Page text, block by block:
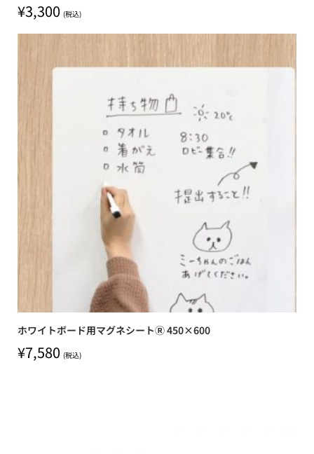
¥3,300 (税込)
ホワイトボード用マグネシートⓇ 450×600
¥7,580 (税込)